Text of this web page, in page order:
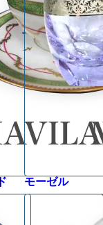
モーゼル